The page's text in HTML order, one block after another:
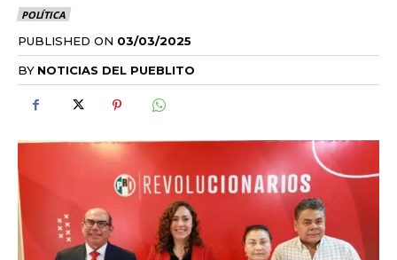
POLÍTICA
PUBLISHED ON 03/03/2025
BY NOTICIAS DEL PUEBLITO